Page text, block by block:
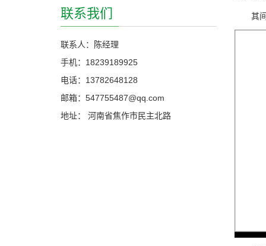
其间
联系我们
联系人：陈经理
手机：18239189925
电话：13782648128
邮箱：547755487@qq.com
地址： 河南省焦作市民主北路